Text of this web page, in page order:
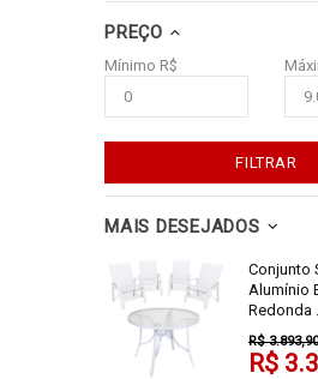
PREÇO
Mínimo R$
FILTRAR
MAIS DESEJADOS
Conjunto
Alumínio
Redonda
R$ 3.893,90
R$